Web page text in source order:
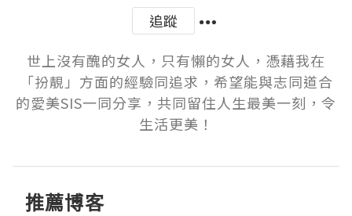
追蹤
世上沒有醜的女人，只有懶的女人，憑藉我在
「扮靚」方面的經驗同追求，希望能與志同道合
的愛美SIS一同分享，共同留住人生最美一刻，令
生活更美！
推薦博客